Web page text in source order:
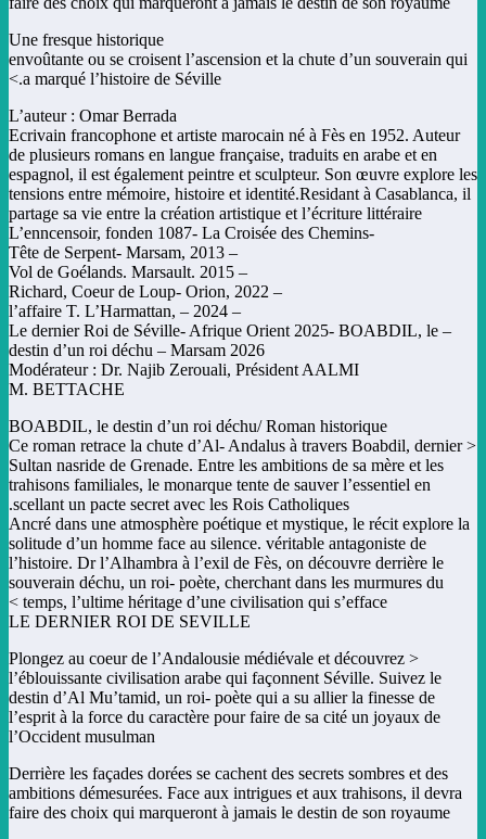
Une fresque historique
envoûtante ou se croisent l’ascension et la chute d’un souverain qui
a marqué l’histoire de Séville.>
L’auteur : Omar Berrada
Ecrivain francophone et artiste marocain né à Fès en 1952. Auteur
de plusieurs romans en langue française, traduits en arabe et en
espagnol, il est également peintre et sculpteur. Son œuvre explore les
tensions entre mémoire, histoire et identité.Residant à Casablanca, il
partage sa vie entre la création artistique et l’écriture littéraire
-L’enncensoir, fonden 1087- La Croisée des Chemins
– Tête de Serpent- Marsam, 2013
– Vol de Goélands. Marsault. 2015
– Richard, Coeur de Loup- Orion, 2022
– l’affaire T. L’Harmattan, – 2024
– Le dernier Roi de Séville- Afrique Orient 2025- BOABDIL, le
destin d’un roi déchu – Marsam 2026
Modérateur : Dr. Najib Zerouali, Président AALMI
M. BETTACHE
BOABDIL, le destin d’un roi déchu/ Roman historique
< Ce roman retrace la chute d’Al- Andalus à travers Boabdil, dernier
Sultan nasride de Grenade. Entre les ambitions de sa mère et les
trahisons familiales, le monarque tente de sauver l’essentiel en
scellant un pacte secret avec les Rois Catholiques.
Ancré dans une atmosphère poétique et mystique, le récit explore la
solitude d’un homme face au silence. véritable antagoniste de
l’histoire. Dr l’Alhambra à l’exil de Fès, on découvre derrière le
souverain déchu, un roi- poète, cherchant dans les murmures du
temps, l’ultime héritage d’une civilisation qui s’efface >
LE DERNIER ROI DE SEVILLE
< Plongez au coeur de l’Andalousie médiévale et découvrez
l’éblouissante civilisation arabe qui façonnent Séville. Suivez le
destin d’Al Mu’tamid, un roi- poète qui a su allier la finesse de
l’esprit à la force du caractère pour faire de sa cité un joyaux de
l’Occident musulman
Derrière les façades dorées se cachent des secrets sombres et des
ambitions démesurées. Face aux intrigues et aux trahisons, il devra
faire des choix qui marqueront à jamais le destin de son royaume